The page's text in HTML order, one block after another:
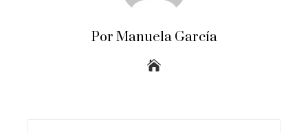
Por Manuela García